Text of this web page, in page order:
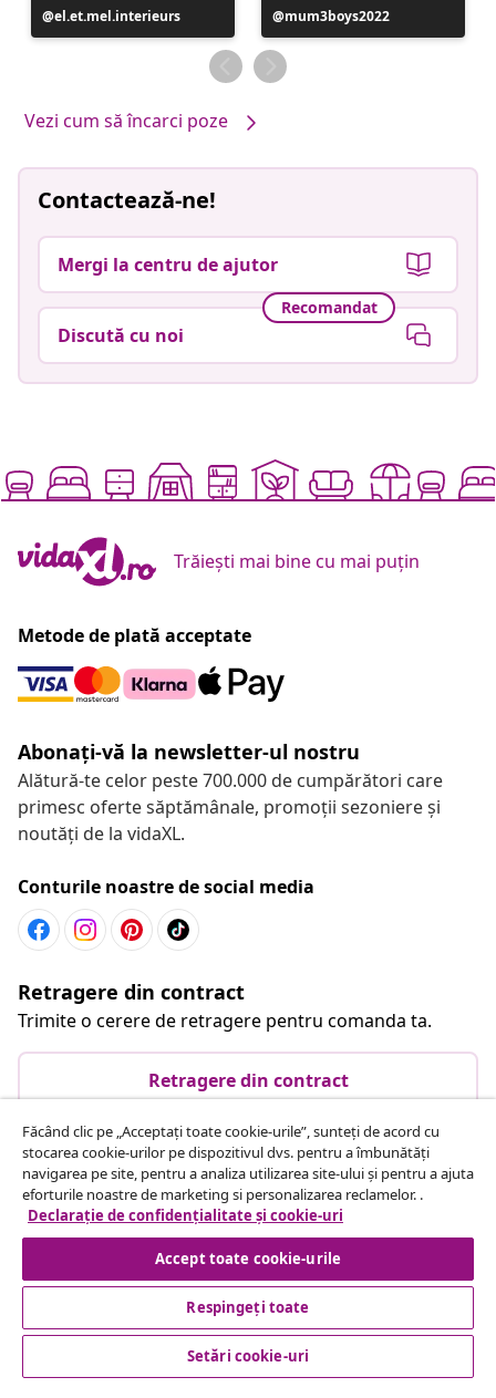
Postare
publicată
el.et.mel.interieurs
Postare
publicată
de
mum3boys2022
Vezi cum să încarci poze
Contactează-ne!
Mergi la centru de ajutor
Recomandat
Discută cu noi
Trăiești mai bine cu mai puțin
Metode de plată acceptate
Abonați-vă la newsletter-ul nostru
Alătură-te celor peste 700.000 de cumpărători care
primesc oferte săptămânale, promoții sezoniere și
noutăți de la vidaXL.
Conturile noastre de social media
Retragere din contract
Trimite o cerere de retragere pentru comanda ta.
Retragere din contract
Serviciu clienți
Business
Descoperă mai multe
Făcând clic pe „Acceptați toate cookie-urile”, sunteți de acord cu
stocarea cookie-urilor pe dispozitivul dvs. pentru a îmbunătăți
navigarea pe site, pentru a analiza utilizarea site-ului și pentru a ajuta
eforturile noastre de marketing si personalizarea reclamelor. .
Declarație de confidențialitate și cookie-uri
Accept toate cookie-urile
Respingeți toate
Setări cookie-uri